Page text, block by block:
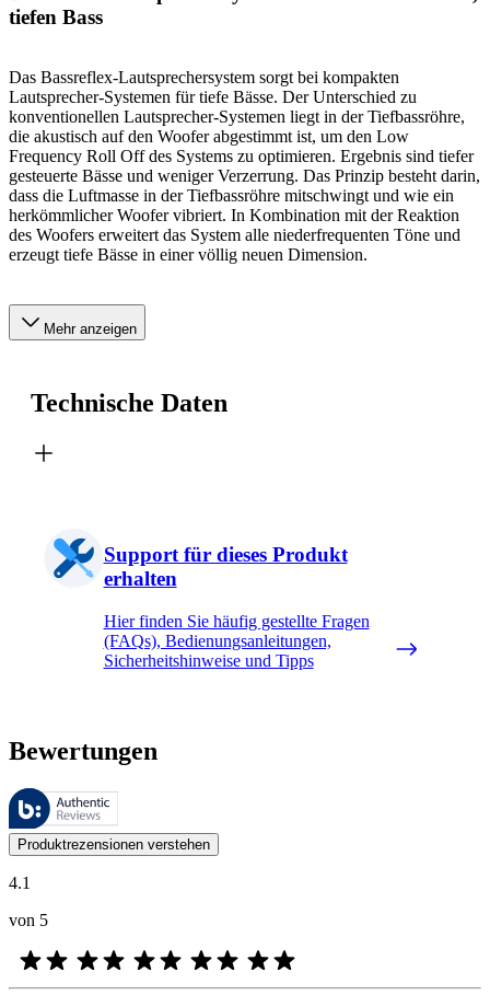
tiefen Bass
Das Bassreflex-Lautsprechersystem sorgt bei kompakten
Lautsprecher-Systemen für tiefe Bässe. Der Unterschied zu
konventionellen Lautsprecher-Systemen liegt in der Tiefbassröhre,
die akustisch auf den Woofer abgestimmt ist, um den Low
Frequency Roll Off des Systems zu optimieren. Ergebnis sind tiefer
gesteuerte Bässe und weniger Verzerrung. Das Prinzip besteht darin,
dass die Luftmasse in der Tiefbassröhre mitschwingt und wie ein
herkömmlicher Woofer vibriert. In Kombination mit der Reaktion
des Woofers erweitert das System alle niederfrequenten Töne und
erzeugt tiefe Bässe in einer völlig neuen Dimension.
Mehr anzeigen
Technische Daten
Support für dieses Produkt
erhalten
Hier finden Sie häufig gestellte Fragen
(FAQs), Bedienungsanleitungen,
Sicherheitshinweise und Tipps
Bewertungen
Diese Bewertungen werden von Bazaarvoice verwaltet und
Kundenmeinungen in Form von Produkt- und Sternebewertungen
Produktrezensionen verstehen
4.1
von 5